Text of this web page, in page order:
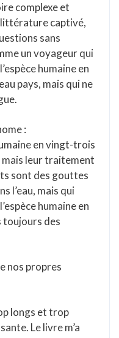
complexe et
captivé,
sans
un voyageur qui
humaine en
pays, mais qui ne
:
en vingt-trois
leur traitement
sont des gouttes
l’eau, mais qui
humaine en
des
nos propres
longs et trop
Le livre m’a